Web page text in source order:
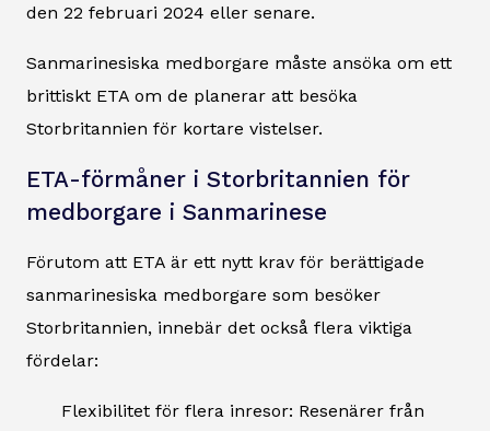
den 22 februari 2024 eller senare.
Sanmarinesiska medborgare måste ansöka om ett
brittiskt ETA om de planerar att besöka
Storbritannien för kortare vistelser.
ETA-förmåner i Storbritannien för
medborgare i Sanmarinese
Förutom att ETA är ett nytt krav för berättigade
sanmarinesiska medborgare som besöker
Storbritannien, innebär det också flera viktiga
fördelar:
Flexibilitet för flera inresor: Resenärer från